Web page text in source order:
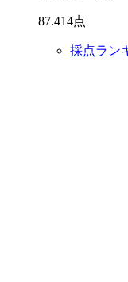
87.414点
採点ラン